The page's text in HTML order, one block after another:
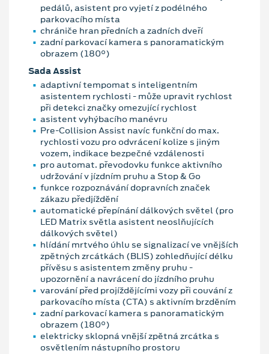
pedálů, asistent pro vyjetí z podélného
parkovacího místa
chrániče hran předních a zadních dveří
zadní parkovací kamera s panoramatickým
obrazem (180°)
Sada Assist
adaptivní tempomat s inteligentním
asistentem rychlosti - může upravit rychlost
při detekci značky omezující rychlost
asistent vyhýbacího manévru
Pre-Collision Assist navíc funkční do max.
rychlosti vozu pro odvrácení kolize s jiným
vozem, indikace bezpečné vzdálenosti
pro automat. převodovku funkce aktivního
udržování v jízdním pruhu a Stop & Go
funkce rozpoznávání dopravních značek
zákazu předjíždění
automatické přepínání dálkových světel (pro
LED Matrix světla asistent neoslňujících
dálkových světel)
hlídání mrtvého úhlu se signalizací ve vnějších
zpětných zrcátkách (BLIS) zohledňující délku
přívěsu s asistentem změny pruhu -
upozornění a navrácení do jízdního pruhu
varování před projíždějícími vozy při couvání z
parkovacího místa (CTA) s aktivním brzděním
zadní parkovací kamera s panoramatickým
obrazem (180°)
elektricky sklopná vnější zpětná zrcátka s
osvětlením nástupního prostoru